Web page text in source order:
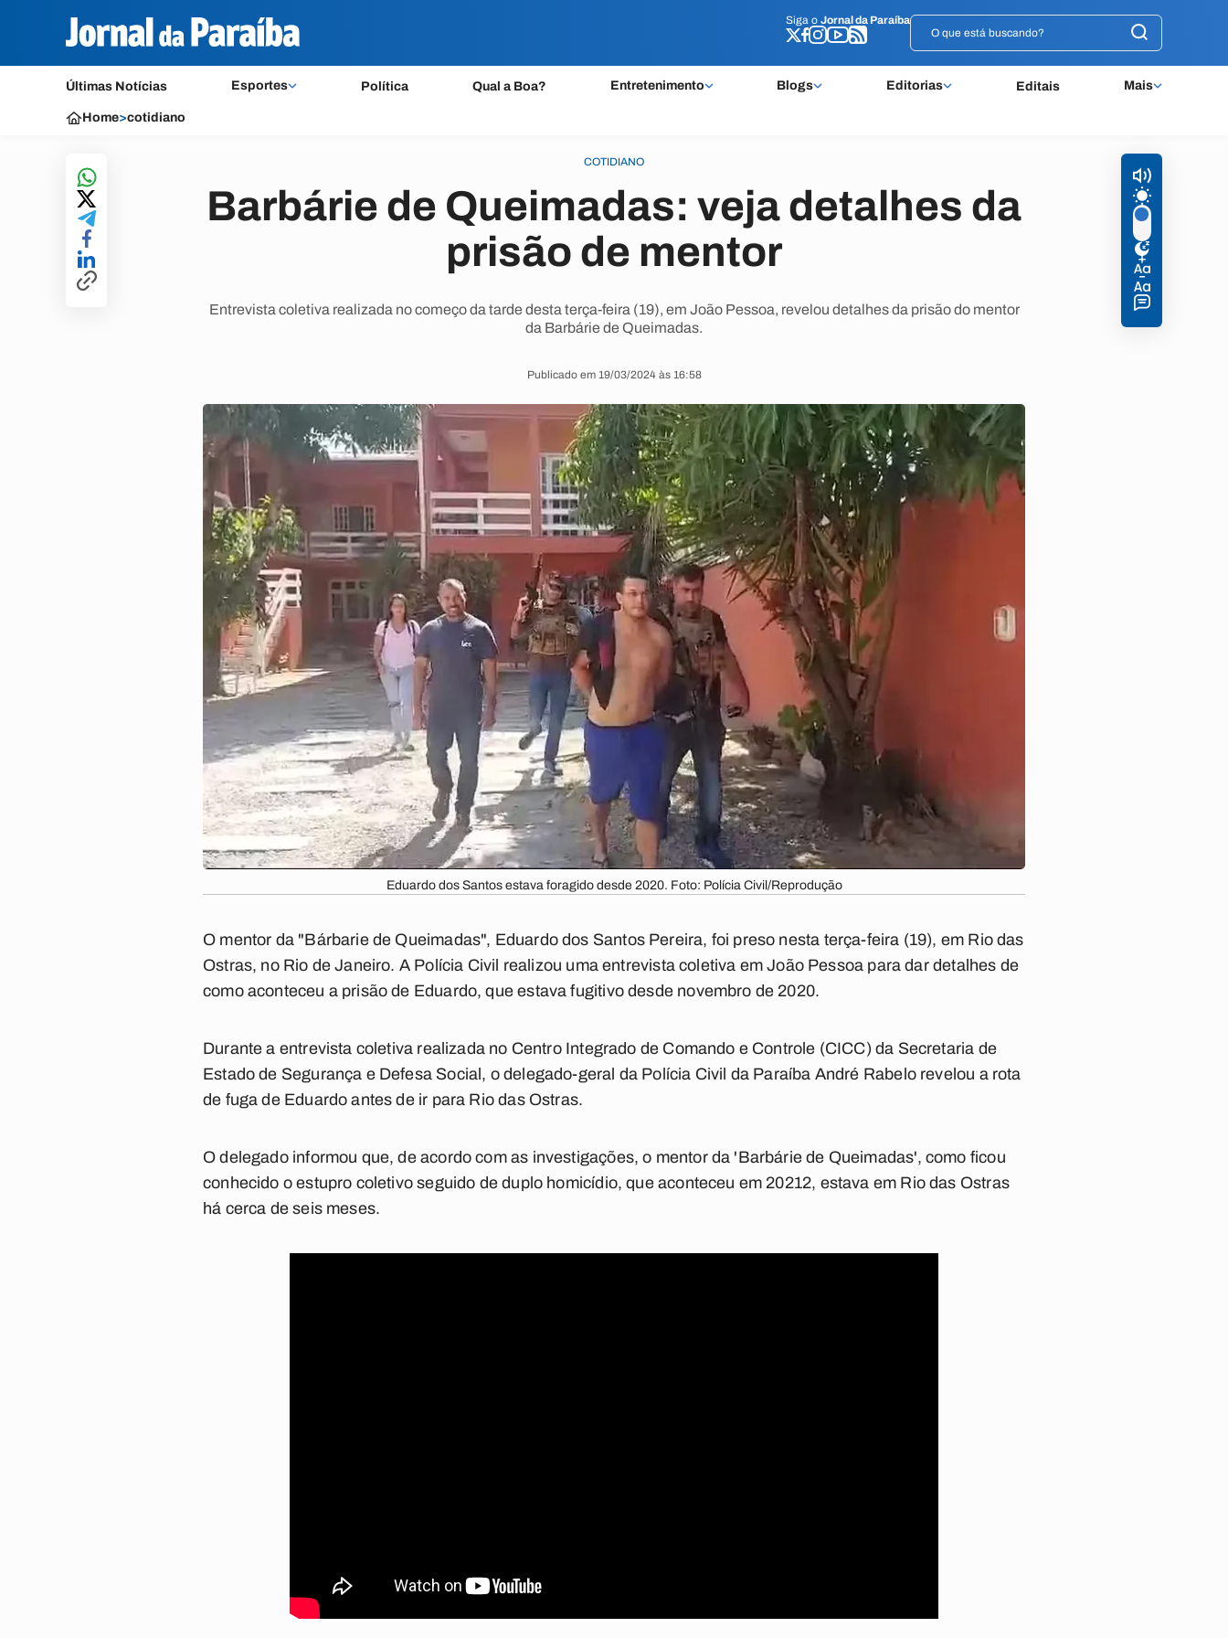
Siga o Jornal da Paraíba
Últimas Notícias Esportes Política Qual a Boa? Entretenimento Blogs Editorias Editais Mais
Siga o Jornal da Paraíba
Home>cotidiano
COTIDIANO
Barbárie de Queimadas: veja detalhes da
prisão de mentor
Entrevista coletiva realizada no começo da tarde desta terça-feira (19), em João Pessoa, revelou detalhes da prisão do mentor
da Barbárie de Queimadas.
Publicado em 19/03/2024 às 16:58
Eduardo dos Santos estava foragido desde 2020. Foto: Polícia Civil/Reprodução
O mentor da "Bárbarie de Queimadas", Eduardo dos Santos Pereira, foi preso nesta terça-feira (19), em Rio das
Ostras, no Rio de Janeiro. A Polícia Civil realizou uma entrevista coletiva em João Pessoa para dar detalhes de
como aconteceu a prisão de Eduardo, que estava fugitivo desde novembro de 2020.
Durante a entrevista coletiva realizada no Centro Integrado de Comando e Controle (CICC) da Secretaria de
Estado de Segurança e Defesa Social, o delegado-geral da Polícia Civil da Paraíba André Rabelo revelou a rota
de fuga de Eduardo antes de ir para Rio das Ostras.
O delegado informou que, de acordo com as investigações, o mentor da 'Barbárie de Queimadas', como ficou
conhecido o estupro coletivo seguido de duplo homicídio, que aconteceu em 20212, estava em Rio das Ostras
há cerca de seis meses.